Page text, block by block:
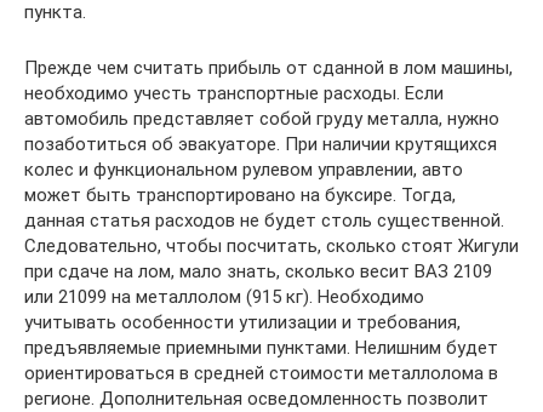
пункта.
Прежде чем считать прибыль от сданной в лом машины,
необходимо учесть транспортные расходы. Если
автомобиль представляет собой груду металла, нужно
позаботиться об эвакуаторе. При наличии крутящихся
колес и функциональном рулевом управлении, авто
может быть транспортировано на буксире. Тогда,
данная статья расходов не будет столь существенной.
Следовательно, чтобы посчитать, сколько стоят Жигули
при сдаче на лом, мало знать, сколько весит ВАЗ 2109
или 21099 на металлолом (915 кг). Необходимо
учитывать особенности утилизации и требования,
предъявляемые приемными пунктами. Нелишним будет
ориентироваться в средней стоимости металлолома в
регионе. Дополнительная осведомленность позволит